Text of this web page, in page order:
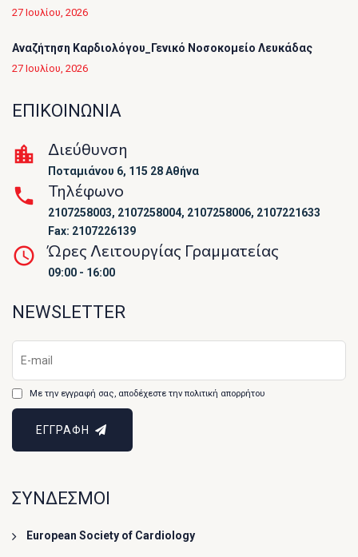
27 Ιουλίου, 2026
Αναζήτηση Καρδιολόγου_Γενικό Νοσοκομείο Λευκάδας
27 Ιουλίου, 2026
ΕΠΙΚΟΙΝΩΝΙΑ
Διεύθυνση
Ποταμιάνου 6, 115 28 Αθήνα
Τηλέφωνο
2107258003, 2107258004, 2107258006, 2107221633
Fax: 2107226139
Ώρες Λειτουργίας Γραμματείας
09:00 - 16:00
NEWSLETTER
Με την εγγραφή σας, αποδέχεστε την πολιτική απορρήτου
ΕΓΓΡΑΦΗ
ΣΥΝΔΕΣΜΟΙ
European Society of Cardiology